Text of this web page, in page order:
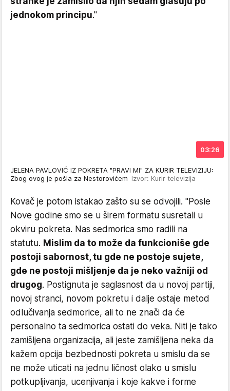
jednokom principu."
03:26
JELENA PAVLOVIĆ IZ POKRETA "PRAVI MI" ZA KURIR TELEVIZIJU:
Zbog ovog je pošla za Nestorovićem Izvor: Kurir televizija
Kovač je potom istakao zašto su se odvojili. "Posle
Nove godine smo se u širem formatu susretali u
okviru pokreta. Nas sedmorica smo radili na
statutu. Mislim da to može da funkcioniše gde
postoji sabornost, tu gde ne postoje sujete,
gde ne postoji mišljenje da je neko važniji od
drugog. Postignuta je saglasnost da u novoj partiji,
novoj stranci, novom pokretu i dalje ostaje metod
odlučivanja sedmorice, ali to ne znači da će
personalno ta sedmorica ostati do veka. Niti je tako
zamišljena organizacija, ali jeste zamišljena neka da
kažem opcija bezbednosti pokreta u smislu da se
ne može uticati na jednu ličnost olako u smislu
potkupljivanja, ucenjivanja i koje kakve i forme